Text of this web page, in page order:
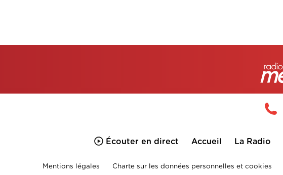
Écouter en direct Accueil La Radio
Mentions légales Charte sur les données personnelles et cookies